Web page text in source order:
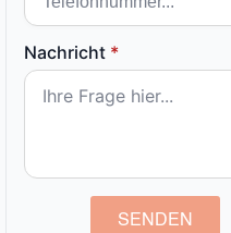
Nachricht *
SENDEN